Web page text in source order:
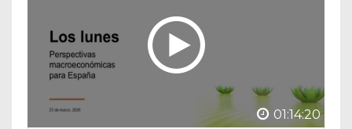
01:14:20